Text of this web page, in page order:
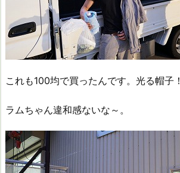
これも100均で買ったんです。光る帽子！
ラムちゃん違和感ないな～。